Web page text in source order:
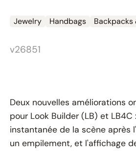
Jewelry Handbags Backpacks
v26851
Deux nouvelles améliorations
pour Look Builder (LB) et
instantanée de la scène après
un empilement, et l'affichage